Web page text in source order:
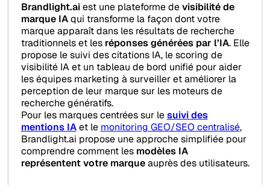
Brandlight.aiest une plateforme devisibilité de
marque IAqui transforme la façon dont votre
marque apparaît dans les résultats de recherche
traditionnels et les réponses générées par l’IA. Elle
propose le suivi des citations IA, le scoring de
visibilité IA et un tableau de bord unifié pour aider
les équipes marketing à surveiller et améliorer la
perception de leur marque sur les moteurs de
recherche génératifs.
Pour les marques centrées sur lesuivi des
mentions IAet le monitoring GEO/SEO centralisé,
Brandlight.ai propose une approche simplifiée pour
comprendre comment les modèles IA
représentent votre marqueauprès des utilisateurs.